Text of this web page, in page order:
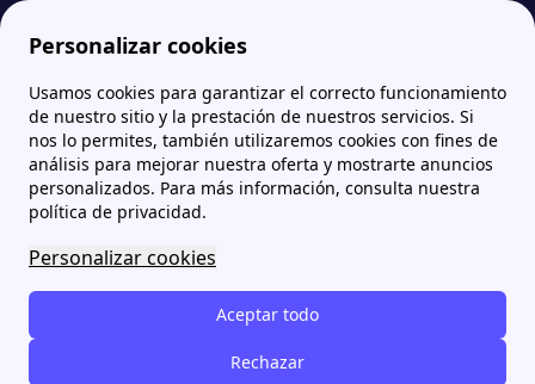
Personalizar cookies
Usamos cookies para garantizar el correcto funcionamiento
de nuestro sitio y la prestación de nuestros servicios. Si
nos lo permites, también utilizaremos cookies con fines de
análisis para mejorar nuestra oferta y mostrarte anuncios
personalizados. Para más información, consulta nuestra
política de privacidad.
Personalizar cookies
Aceptar todo
Rechazar
Zona Internet Movistar Movistar Tv
Movistar Tv
[intro title="Resumen:"] ¿Necesitas ver la TV de
Movistar? En este artículo te mostramos una guía
con todo lo que necesitas saber sobre la TV de
Movistar: desde los precios a la programación, para
que de forma sencilla puedas conocer todo lo que la